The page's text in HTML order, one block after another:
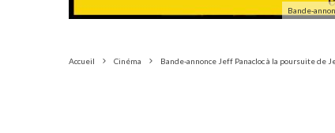
Bande-
Accueil Cinéma Bande-annonce Jeff Panacloc à la poursuite